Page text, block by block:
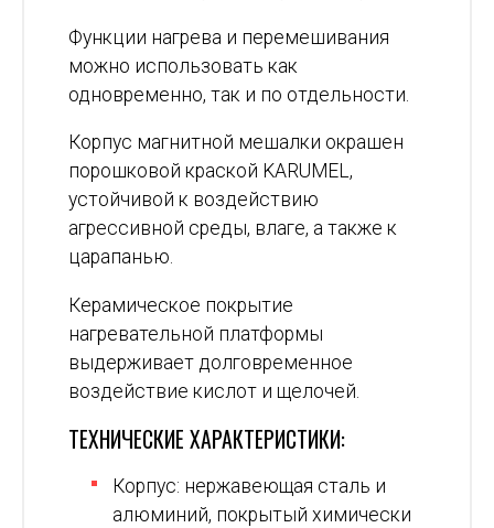
Функции нагрева и перемешивания
можно использовать как
одновременно, так и по отдельности.
Корпус магнитной мешалки окрашен
порошковой краской KARUMEL,
устойчивой к воздействию
агрессивной среды, влаге, а также к
царапанью.
Керамическое покрытие
нагревательной платформы
выдерживает долговременное
воздействие кислот и щелочей.
ТЕХНИЧЕСКИЕ ХАРАКТЕРИСТИКИ:
Корпус: нержавеющая сталь и
алюминий, покрытый химически